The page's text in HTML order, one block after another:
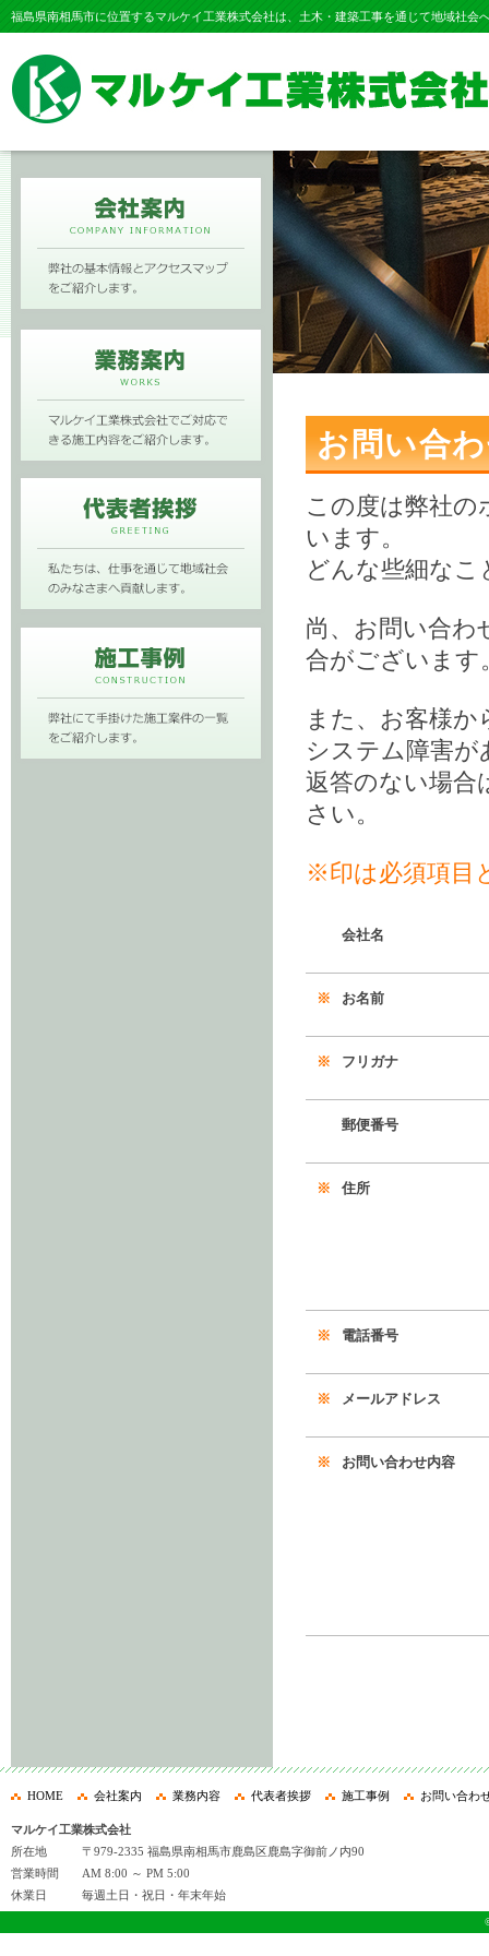
福島県南相馬市に位置するマルケイ工業株式会社は、土木・建築工事を通じて地域社会
お問い合
この度は弊社
います。
どんな些細な
尚、お問い合わ
合がございます
また、お客様
システム障害
返答のない場合
さい。
※印は必須項目
会社名
※ お名前
※ フリガナ
郵便番号
※ 住所
※ 電話番号
※ メールアドレス
※ お問い合わせ内容
HOME 会社案内 業務内容 代表者挨拶 施工事例 お問い合わ
マルケイ工業株式会社
所在地
〒979-2335 福島県南相馬市鹿島区鹿島字御前ノ内90
営業時間
AM 8:00 ～ PM 5:00
休業日
毎週土日・祝日・年末年始